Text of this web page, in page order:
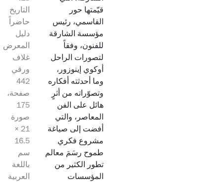
التاريخ
حاضراً
دليل
المعرض
غلاف
ورقي
442
صفحة،
175
صورة
21 ×
16.5
سم
باللغة
العربية
قيّمتها حور
القاسمي، رئيس
مؤسسة الشارقة
للفنون، وفقاً
لتصورات الراحل
أوكوي إينوزور،
وما أحدثته أفكاره
وتصوّراته من أثرٍ
هائل على الفن
المعاصر، والتي
أفضت إلى صياغة
مشروع فكري
طموح رسَمَ معالم
تطور الكثير من
المؤسسات